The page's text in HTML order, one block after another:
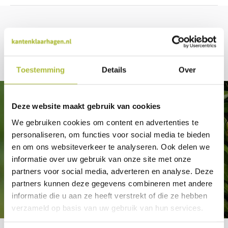
Toestemming Details Over
Deze website maakt gebruik van cookies
We gebruiken cookies om content en advertenties te
personaliseren, om functies voor social media te bieden
en om ons websiteverkeer te analyseren. Ook delen we
informatie over uw gebruik van onze site met onze
partners voor social media, adverteren en analyse. Deze
partners kunnen deze gegevens combineren met andere
informatie die u aan ze heeft verstrekt of die ze hebben
verzameld op basis van uw gebruik van hun services.
blog
Recente artikelen